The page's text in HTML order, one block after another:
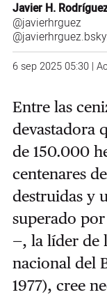
Javier H.
@javierhrguez
6 sep 2025 05:30 |
Entre las
devastadora
de 150.000
centenares
destruidas y
superado
—, la líder de
nacional del
1977), cree